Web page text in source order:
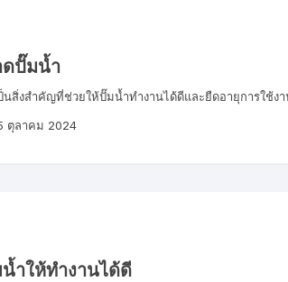
ดปั๊มน้ำ
นสิ่งสำคัญที่ช่วยให้ปั๊มน้ำทำงานได้ดีและยืดอายุการใช้ง
ตุลาคม 2024
ำให้ทำงานได้ดี